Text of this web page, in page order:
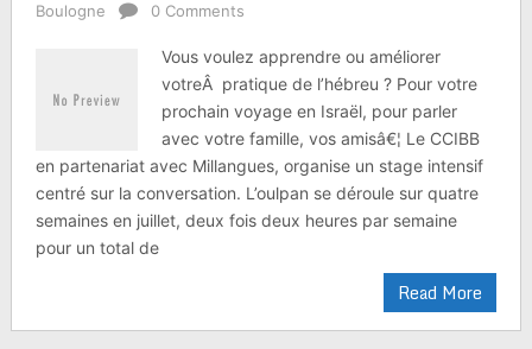
Boulogne
0 Comments
Vous voulez apprendre ou améliorer
votreÂ pratique de l’hébreu ? Pour votre
prochain voyage en Israël, pour parler
avec votre famille, vos amisâ€¦ Le CCIBB
en partenariat avec Millangues, organise un stage intensif
centré sur la conversation. L’oulpan se déroule sur quatre
semaines en juillet, deux fois deux heures par semaine
pour un total de
Read More